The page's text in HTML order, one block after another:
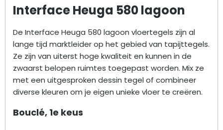
Interface Heuga 580 lagoon
De Interface Heuga 580 lagoon vloertegels zijn al
lange tijd marktleider op het gebied van tapijttegels.
Ze zijn van uiterst hoge kwaliteit en kunnen in de
zwaarst belopen ruimtes toegepast worden. Mix ze
met een uitgesproken dessin tegel of combineer
diverse kleuren om je eigen unieke vloer te creëren.
Bouclé, 1e keus